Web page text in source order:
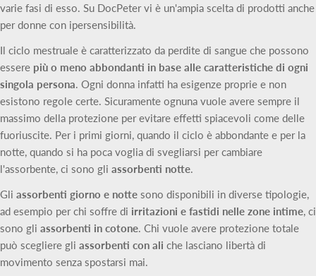
varie fasi di esso. Su DocPeter vi è un'ampia scelta di prodotti anche
per donne con ipersensibilità.
Il ciclo mestruale è caratterizzato da perdite di sangue che possono
essere più o meno abbondanti in base alle caratteristiche di ogni
singola persona. Ogni donna infatti ha esigenze proprie e non
esistono regole certe. Sicuramente ognuna vuole avere sempre il
massimo della protezione per evitare effetti spiacevoli come delle
fuoriuscite. Per i primi giorni, quando il ciclo è abbondante e per la
notte, quando si ha poca voglia di svegliarsi per cambiare
l'assorbente, ci sono gli assorbenti notte.
Gli assorbenti giorno e notte sono disponibili in diverse tipologie,
ad esempio per chi soffre di irritazioni e fastidi nelle zone intime, ci
sono gli assorbenti in cotone. Chi vuole avere protezione totale
può scegliere gli assorbenti con ali che lasciano libertà di
movimento senza spostarsi mai.